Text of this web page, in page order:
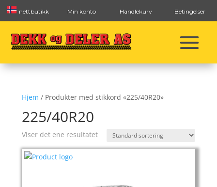
nettbutikk Min konto Handlekurv Betingelser
Hjem / Produkter med stikkord «225/40R20»
225/40R20
Viser det ene resultatet